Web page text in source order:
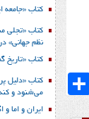
اشتراک
کتاب «جامعه
کتاب «تجلی
نظم جهانی»
کتاب «تاریخ
کتاب «دلیل
می‌شنود و
ایران و اما